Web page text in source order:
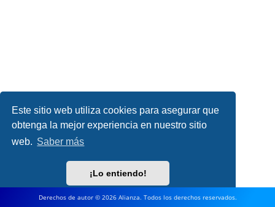
Este sitio web utiliza cookies para asegurar que
obtenga la mejor experiencia en nuestro sitio
web. Saber más
¡Lo entiendo!
Derechos de autor © 2026 Alianza. Todos los derechos reservados.